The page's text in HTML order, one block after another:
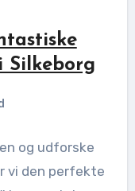
Silkeborg
og udforske
vi den perfekte